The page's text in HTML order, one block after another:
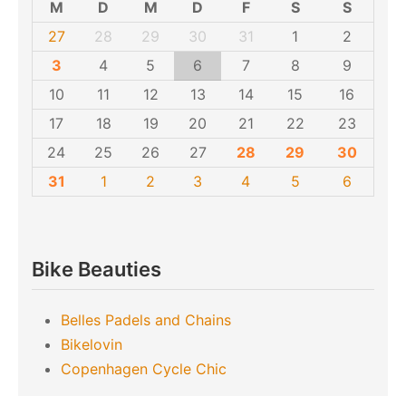
M D M D F S
S
27
28 29 30 31 1
2
3
4 5 6 7 8
9
10
11 12 13 14 15
16
17
18 19 20 21 22
23
24
25 26 27 28 29
30
31
1 2 3 4 5 6
Bike Beauties
Belles Padels and Chains
Bikelovin
Copenhagen Cycle Chic